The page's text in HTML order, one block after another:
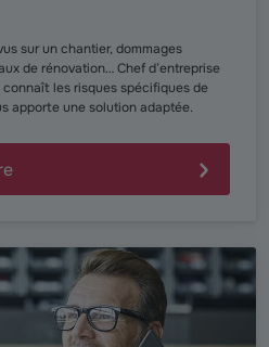
sur un chantier, dommages
de rénovation… Chef d’entreprise
les risques spécifiques de
apporte une solution adaptée.